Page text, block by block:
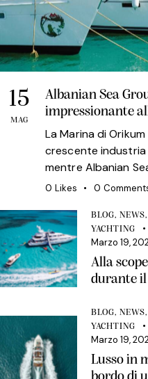
15
MAG
Albanian Sea
impressionante
La Marina di
crescente
mentre Albanian
0 Likes 0
BLOG, NEWS
YACHTING
Marzo 19,
Alla
durante
BLOG, NEWS
YACHTING
Marzo 19,
Lusso in